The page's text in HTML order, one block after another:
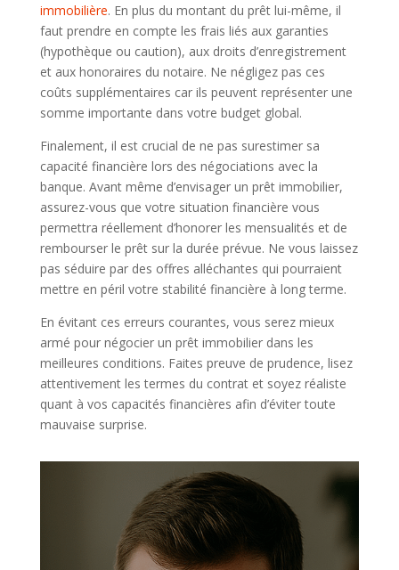
immobilière. En plus du montant du prêt lui-même, il
faut prendre en compte les frais liés aux garanties
(hypothèque ou caution), aux droits d’enregistrement
et aux honoraires du notaire. Ne négligez pas ces
coûts supplémentaires car ils peuvent représenter une
somme importante dans votre budget global.
Finalement, il est crucial de ne pas surestimer sa
capacité financière lors des négociations avec la
banque. Avant même d’envisager un prêt immobilier,
assurez-vous que votre situation financière vous
permettra réellement d’honorer les mensualités et de
rembourser le prêt sur la durée prévue. Ne vous laissez
pas séduire par des offres alléchantes qui pourraient
mettre en péril votre stabilité financière à long terme.
En évitant ces erreurs courantes, vous serez mieux
armé pour négocier un prêt immobilier dans les
meilleures conditions. Faites preuve de prudence, lisez
attentivement les termes du contrat et soyez réaliste
quant à vos capacités financières afin d’éviter toute
mauvaise surprise.